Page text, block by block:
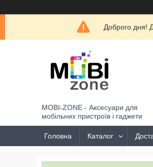
Доброго дня!
MOBI-ZONE - Аксесуари для
мобільних пристроїв і гаджети
Головна Каталог